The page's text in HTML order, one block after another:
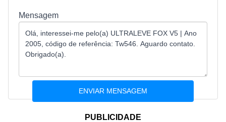
Mensagem
PUBLICIDADE